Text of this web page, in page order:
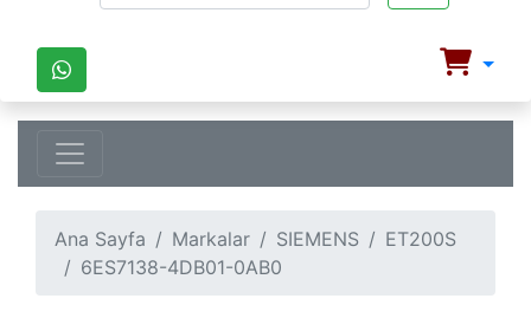
Ana Sayfa Markalar SIEMENS
ET200S
6ES7138-4DB01-0AB0